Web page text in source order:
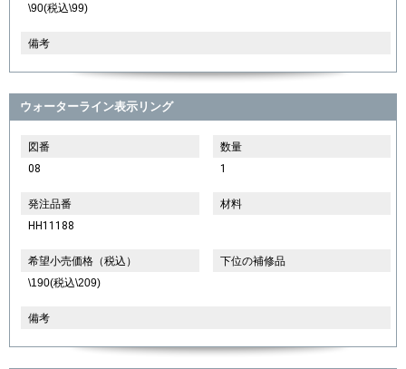
\90(税込\99)
備考
ウォーターライン表示リング
図番
08
数量
1
発注品番
HH11188
材料
希望小売価格（税込）
\190(税込\209)
下位の補修品
備考